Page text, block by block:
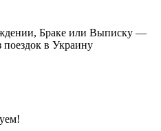
Браке или Выписку —
поездок в Украину